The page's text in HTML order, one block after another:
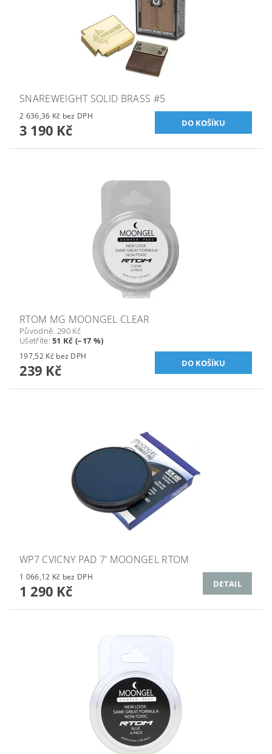
SNAREWEIGHT SOLID BRASS #5
2 636,36 Kč bez DPH
3 190 Kč
RTOM MG MOONGEL CLEAR
Původně: 290 Kč
Ušetříte:51 Kč (–17 %)
197,52 Kč bez DPH
239 Kč
WP7 CVICNY PAD 7' MOONGEL RTOM
1 066,12 Kč bez DPH
1 290 Kč DETAIL